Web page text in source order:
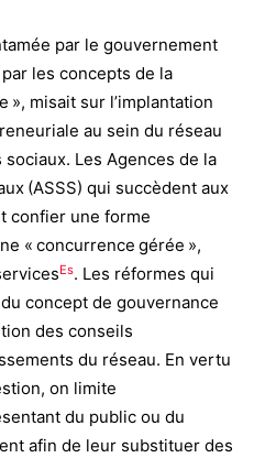
par le gouvernement
les concepts de la
», misait sur l’implantation
au sein du réseau
Les Agences de la
(ASSS) qui succèdent aux
confier une forme
« concurrence gérée »,
Es. Les réformes qui
concept de gouvernance
des conseils
du réseau. En vertu
on limite
du public ou du
afin de leur substituer des